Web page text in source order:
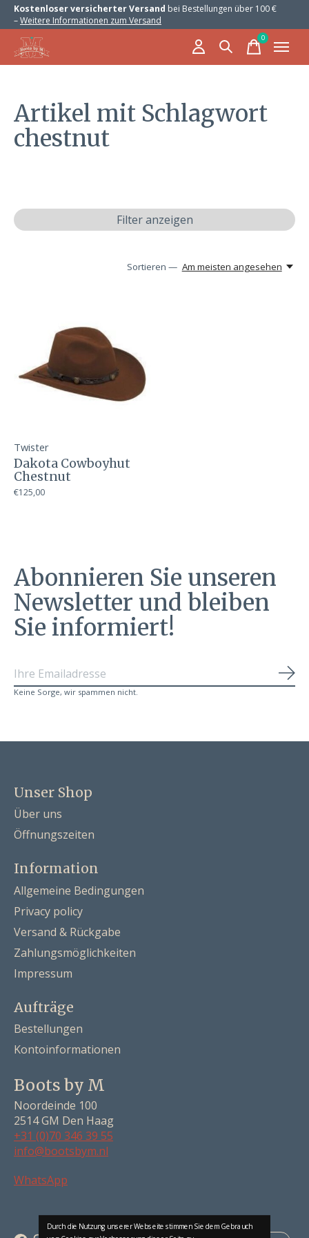
Kostenloser versicherter Versand bei Bestellungen über 100 €
–Weitere Informationen zum Versand
0items
Artikel mit Schlagwort
chestnut
Filter anzeigen
Sortieren — Am meisten angesehen
Twister
Dakota Cowboyhut
Chestnut
€125,00
Abonnieren Sie unseren
Newsletter und bleiben
Sie informiert!
Keine Sorge, wir spammen nicht.
Unser Shop
Über uns
Öffnungszeiten
Information
Allgemeine Bedingungen
Privacy policy
Versand & Rückgabe
Zahlungsmöglichkeiten
Impressum
Aufträge
Bestellungen
Kontoinformationen
Boots by M
Noordeinde 100
2514 GM Den Haag
+31 (0)70 346 39 55
info@bootsbym.nl
WhatsApp
English
Durch die Nutzung unserer Webseite stimmen Sie dem Gebrauch